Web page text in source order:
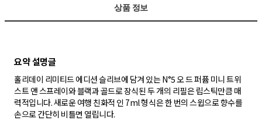
상품 정보
홀리데이 리미티드 에디션 슬리브에 담겨 있는 N°5 오 드 퍼퓸 미니 트위
스트 앤 스프레이와 블랙과 골드로 장식된 두 개의 리필은 립스틱만큼 매
력적입니다. 새로운 여행 친화적 인 7ml 형식은 한 번의 스윕으로 향수를
손으로 간단히 비틀면 열립니다.